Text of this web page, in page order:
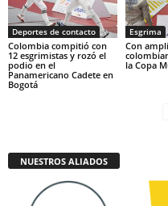
Deportes de contacto
Colombia compitió con
12 esgrimistas y rozó el
podio en el
Panamericano Cadete en
Bogotá
Esgrima
Con
la Copa
NUESTROS ALIADOS